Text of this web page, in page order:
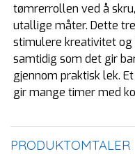
tømrerrollen ved å
utallige måter. Dette
stimulere kreativitet
samtidig som det gir
gjennom praktisk lek.
gir mange timer med
PRODUKTOMTALER